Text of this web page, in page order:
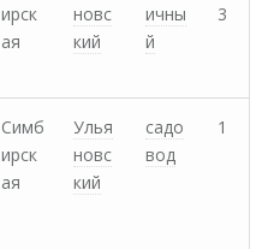
ирск
ая
новс
кий
ичны
й
3
Симб
ирск
ая
Улья
новс
кий
садо
вод
1